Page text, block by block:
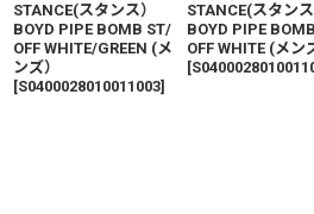
STANCE(スタンス）
BOYD PIPE BOMB ST/
OFF WHITE/GREEN (メ
ンズ）
[S0400028010011003]
STANCE(スタンス
BOYD PIPE
OFF WHITE (メン
[